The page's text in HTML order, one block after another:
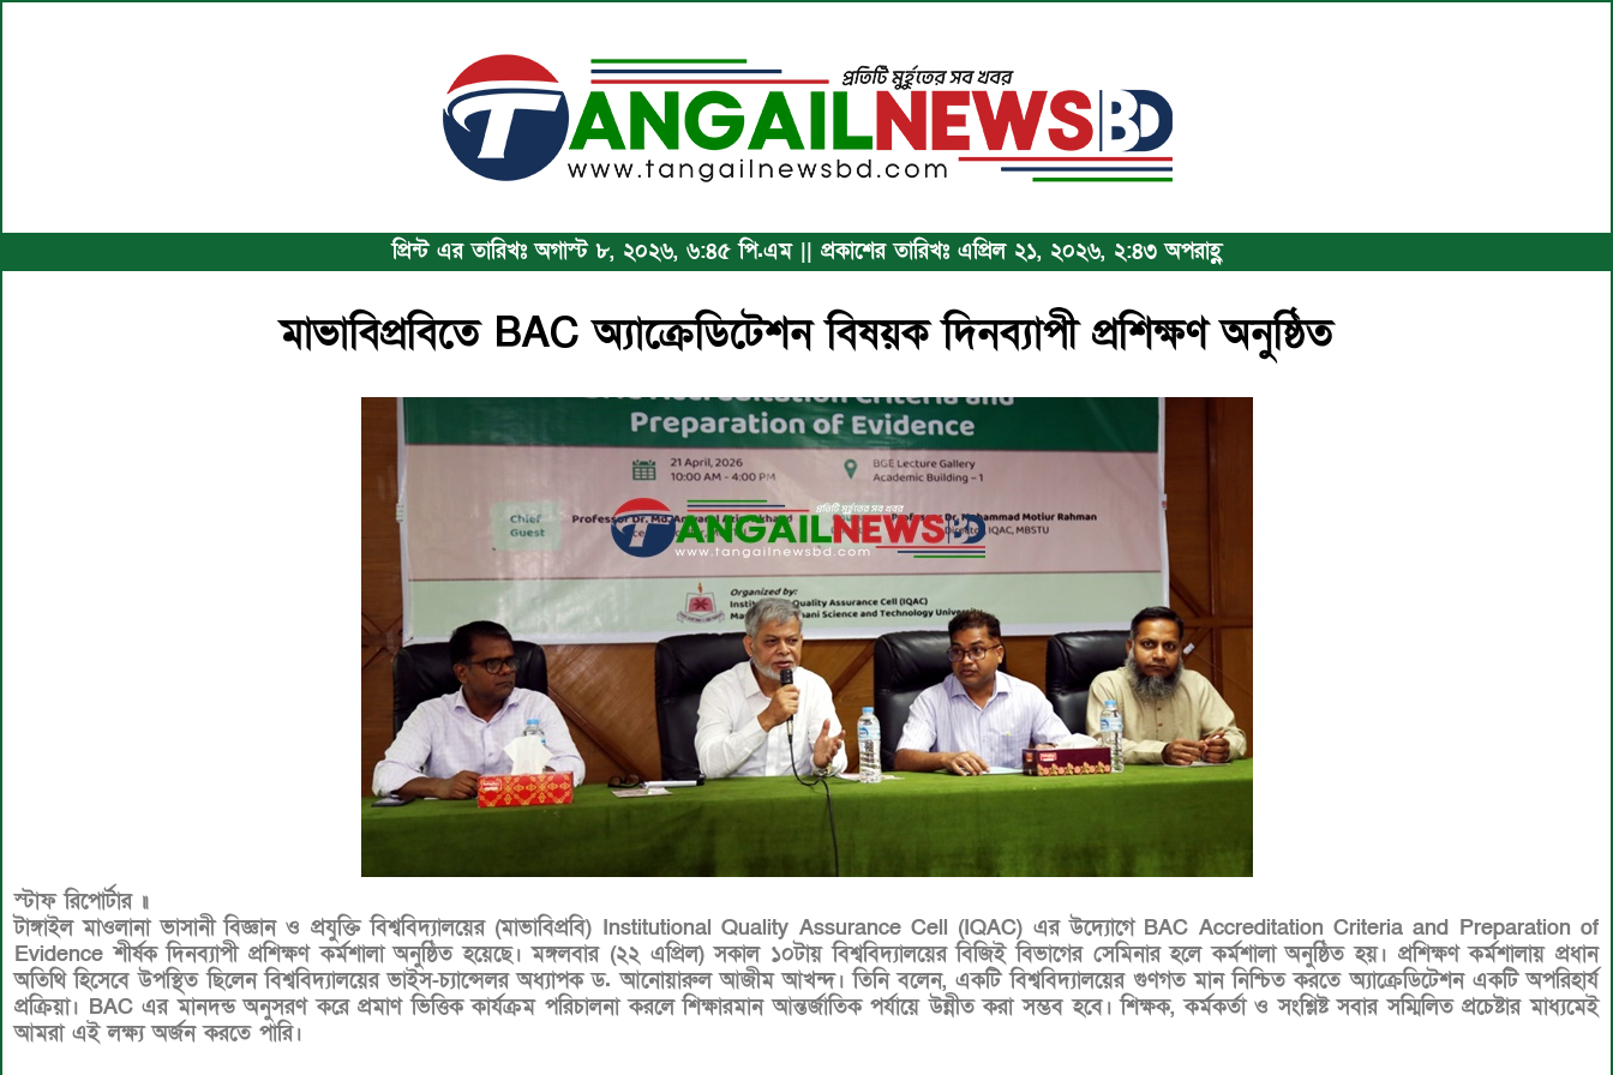
প্রিন্ট এর তারিখঃ অগাস্ট ৮, ২০২৬, ৬:৪৫ পি.এম || প্রকাশের তারিখঃ এপ্রিল ২১, ২০২৬, ২:৪৩ অপরাহ্ণ
মাভাবিপ্রবিতে BAC অ্যাক্রেডিটেশন বিষয়ক দিনব্যাপী প্রশিক্ষণ অনুষ্ঠিত
স্টাফ রিপোর্টার ॥
টাঙ্গাইল মাওলানা ভাসানী বিজ্ঞান ও প্রযুক্তি বিশ্ববিদ্যালয়ের (মাভাবিপ্রবি) Institutional Quality Assurance Cell (IQAC) এর উদ্যোগে BAC Accreditation Criteria and Preparation of
Evidence শীর্ষক দিনব্যাপী প্রশিক্ষণ কর্মশালা অনুষ্ঠিত হয়েছে। মঙ্গলবার (২২ এপ্রিল) সকাল ১০টায় বিশ্ববিদ্যালয়ের বিজিই বিভাগের সেমিনার হলে কর্মশালা অনুষ্ঠিত হয়। প্রশিক্ষণ কর্মশালায় প্রধান
অতিথি হিসেবে উপস্থিত ছিলেন বিশ্ববিদ্যালয়ের ভাইস-চ্যান্সেলর অধ্যাপক ড. আনোয়ারুল আজীম আখন্দ। তিনি বলেন, একটি বিশ্ববিদ্যালয়ের গুণগত মান নিশ্চিত করতে অ্যাক্রেডিটেশন একটি অপরিহার্য
প্রক্রিয়া। BAC এর মানদন্ড অনুসরণ করে প্রমাণ ভিত্তিক কার্যক্রম পরিচালনা করলে শিক্ষারমান আন্তর্জাতিক পর্যায়ে উন্নীত করা সম্ভব হবে। শিক্ষক, কর্মকর্তা ও সংশ্লিষ্ট সবার সম্মিলিত প্রচেষ্টার মাধ্যমেই
আমরা এই লক্ষ্য অর্জন করতে পারি।